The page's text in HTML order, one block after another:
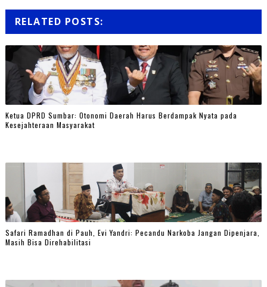
RELATED POSTS:
Ketua DPRD Sumbar: Otonomi Daerah Harus Berdampak Nyata pada
Kesejahteraan Masyarakat
Safari Ramadhan di Pauh, Evi Yandri: Pecandu Narkoba Jangan Dipenjara,
Masih Bisa Direhabilitasi